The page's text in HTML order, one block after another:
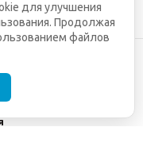
для улучшения
Продолжая
файлов